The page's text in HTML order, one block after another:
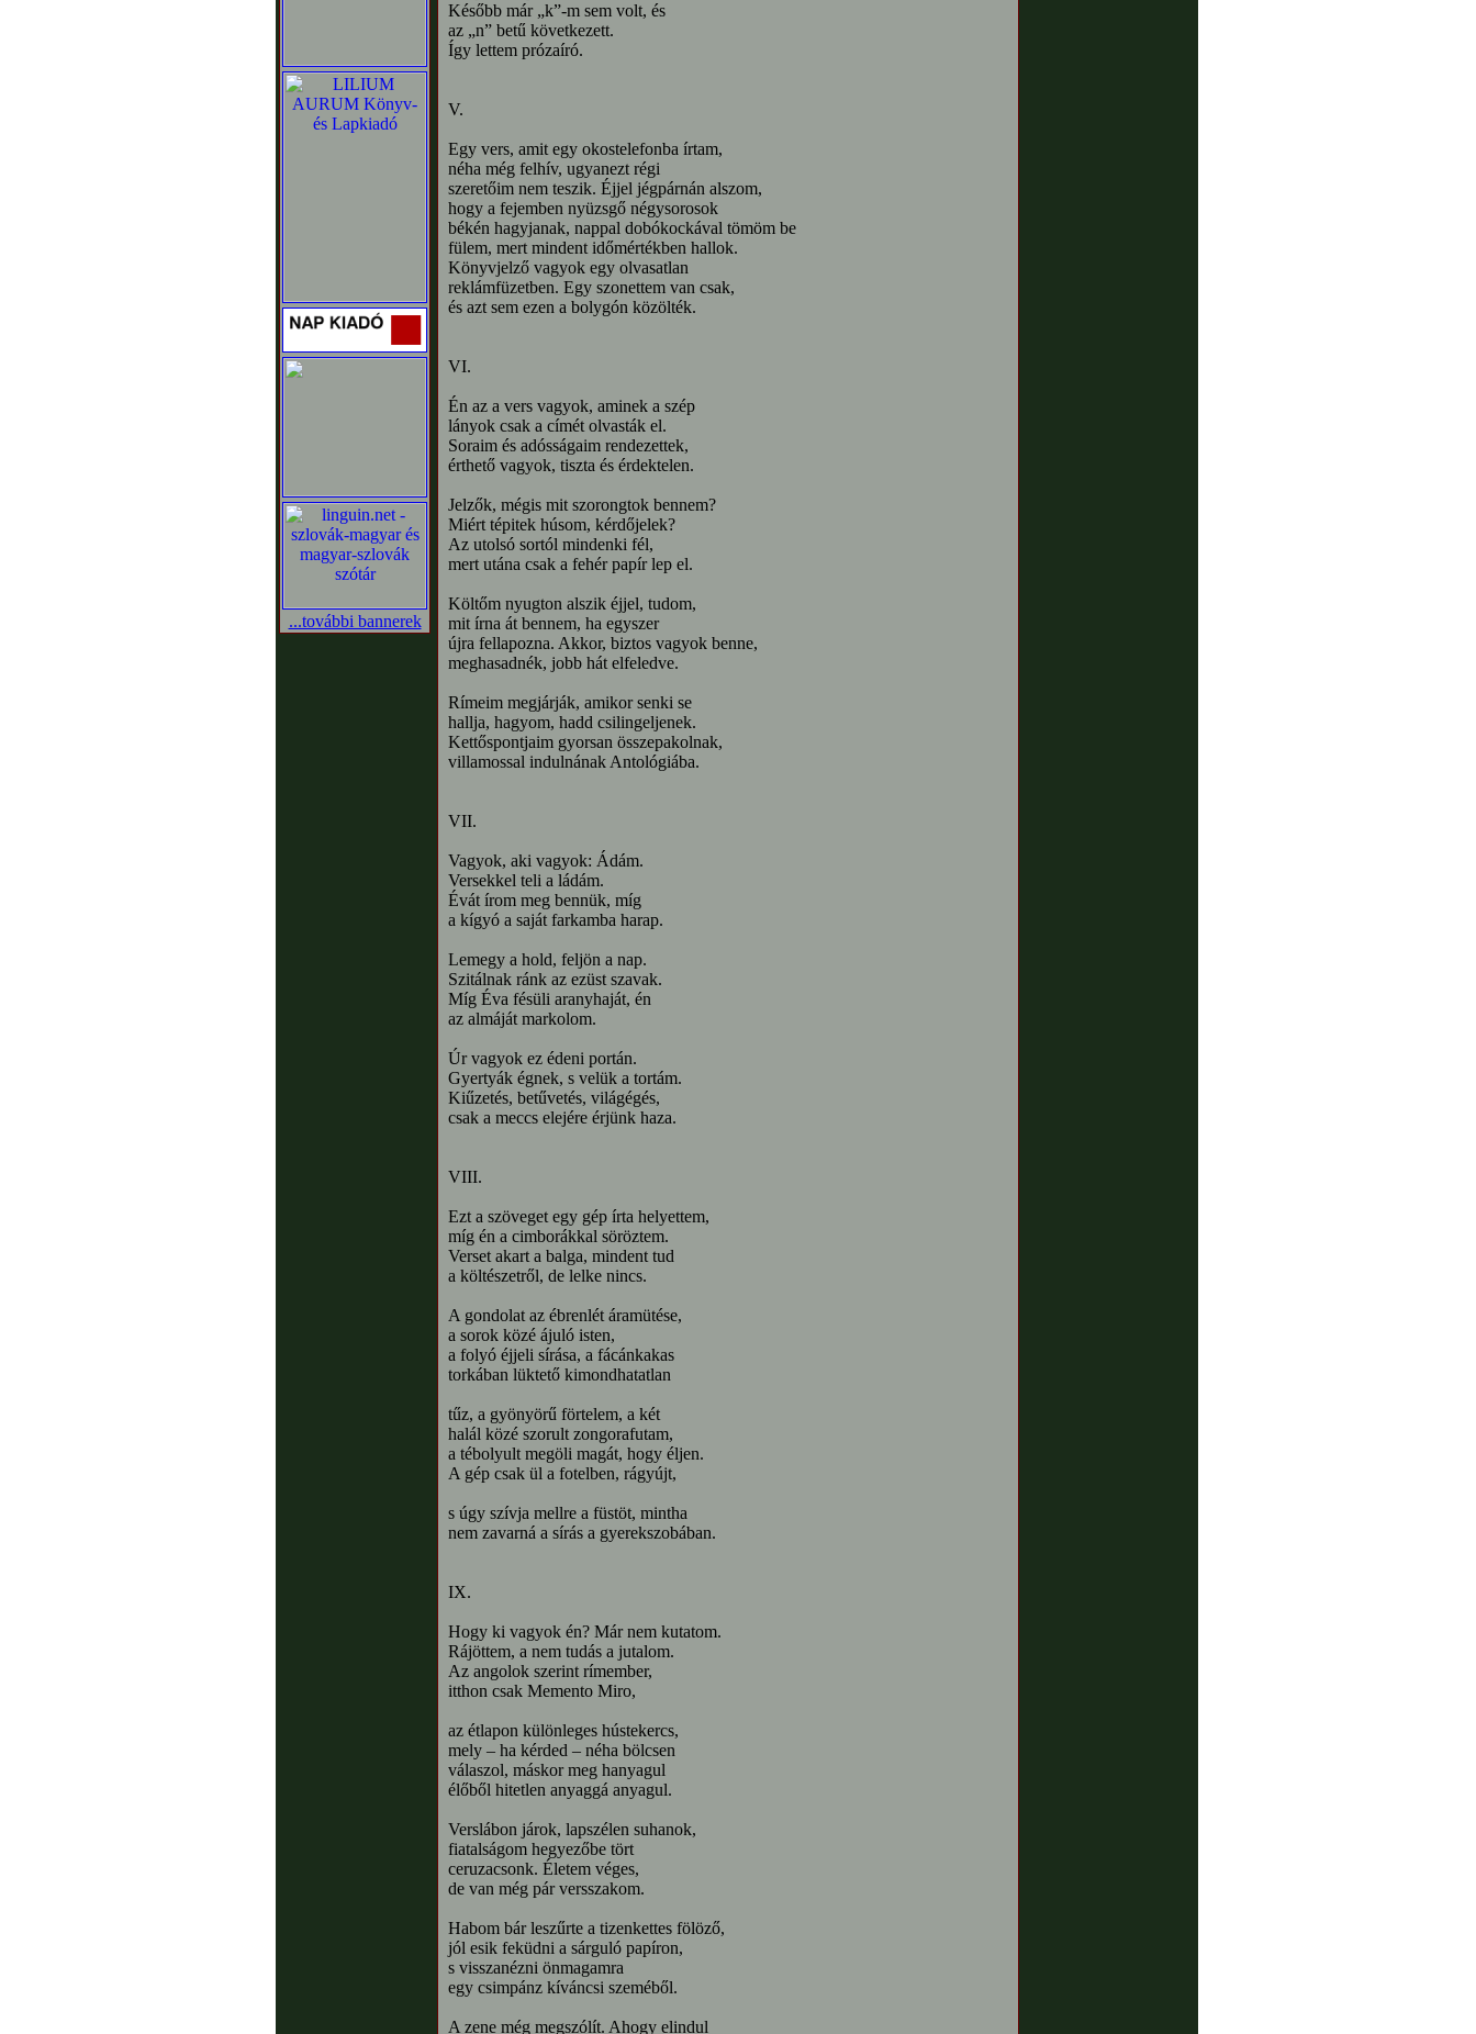
...további bannerek
Később már „k”-m sem volt, és
az „n” betű következett.
Így lettem prózaíró.
V.
Egy vers, amit egy okostelefonba írtam,
néha még felhív, ugyanezt régi
szeretőim nem teszik. Éjjel jégpárnán alszom,
hogy a fejemben nyüzsgő négysorosok
békén hagyjanak, nappal dobókockával tömöm be
fülem, mert mindent időmértékben hallok.
Könyvjelző vagyok egy olvasatlan
reklámfüzetben. Egy szonettem van csak,
és azt sem ezen a bolygón közölték.
VI.
Én az a vers vagyok, aminek a szép
lányok csak a címét olvasták el.
Soraim és adósságaim rendezettek,
érthető vagyok, tiszta és érdektelen.
Jelzők, mégis mit szorongtok bennem?
Miért tépitek húsom, kérdőjelek?
Az utolsó sortól mindenki fél,
mert utána csak a fehér papír lep el.
Költőm nyugton alszik éjjel, tudom,
mit írna át bennem, ha egyszer
újra fellapozna. Akkor, biztos vagyok benne,
meghasadnék, jobb hát elfeledve.
Rímeim megjárják, amikor senki se
hallja, hagyom, hadd csilingeljenek.
Kettőspontjaim gyorsan összepakolnak,
villamossal indulnának Antológiába.
VII.
Vagyok, aki vagyok: Ádám.
Versekkel teli a ládám.
Évát írom meg bennük, míg
a kígyó a saját farkamba harap.
Lemegy a hold, feljön a nap.
Szitálnak ránk az ezüst szavak.
Míg Éva fésüli aranyhaját, én
az almáját markolom.
Úr vagyok ez édeni portán.
Gyertyák égnek, s velük a tortám.
Kiűzetés, betűvetés, világégés,
csak a meccs elejére érjünk haza.
VIII.
Ezt a szöveget egy gép írta helyettem,
míg én a cimborákkal söröztem.
Verset akart a balga, mindent tud
a költészetről, de lelke nincs.
A gondolat az ébrenlét áramütése,
a sorok közé ájuló isten,
a folyó éjjeli sírása, a fácánkakas
torkában lüktető kimondhatatlan
tűz, a gyönyörű förtelem, a két
halál közé szorult zongorafutam,
a tébolyult megöli magát, hogy éljen.
A gép csak ül a fotelben, rágyújt,
s úgy szívja mellre a füstöt, mintha
nem zavarná a sírás a gyerekszobában.
IX.
Hogy ki vagyok én? Már nem kutatom.
Rájöttem, a nem tudás a jutalom.
Az angolok szerint rímember,
itthon csak Memento Miro,
az étlapon különleges hústekercs,
mely – ha kérded – néha bölcsen
válaszol, máskor meg hanyagul
élőből hitetlen anyaggá anyagul.
Verslábon járok, lapszélen suhanok,
fiatalságom hegyezőbe tört
ceruzacsonk. Életem véges,
de van még pár versszakom.
Habom bár leszűrte a tizenkettes fölöző,
jól esik feküdni a sárguló papíron,
s visszanézni önmagamra
egy csimpánz kíváncsi szeméből.
A zene még megszólít. Ahogy elindul